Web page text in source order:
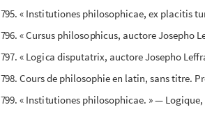
795. « Institutiones philosophicae, ex placitis
796. « Cursus philosophicus, auctore Josepho
797. « Logica disputatrix, auctore Josepho
798. Cours de philosophie en latin, sans titre.
799. « Institutiones philosophicae. » —